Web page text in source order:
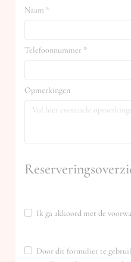
Naam *
Telefoonnummer *
Opmerkingen
Ik ga akkoord met de
Door dit formulier te